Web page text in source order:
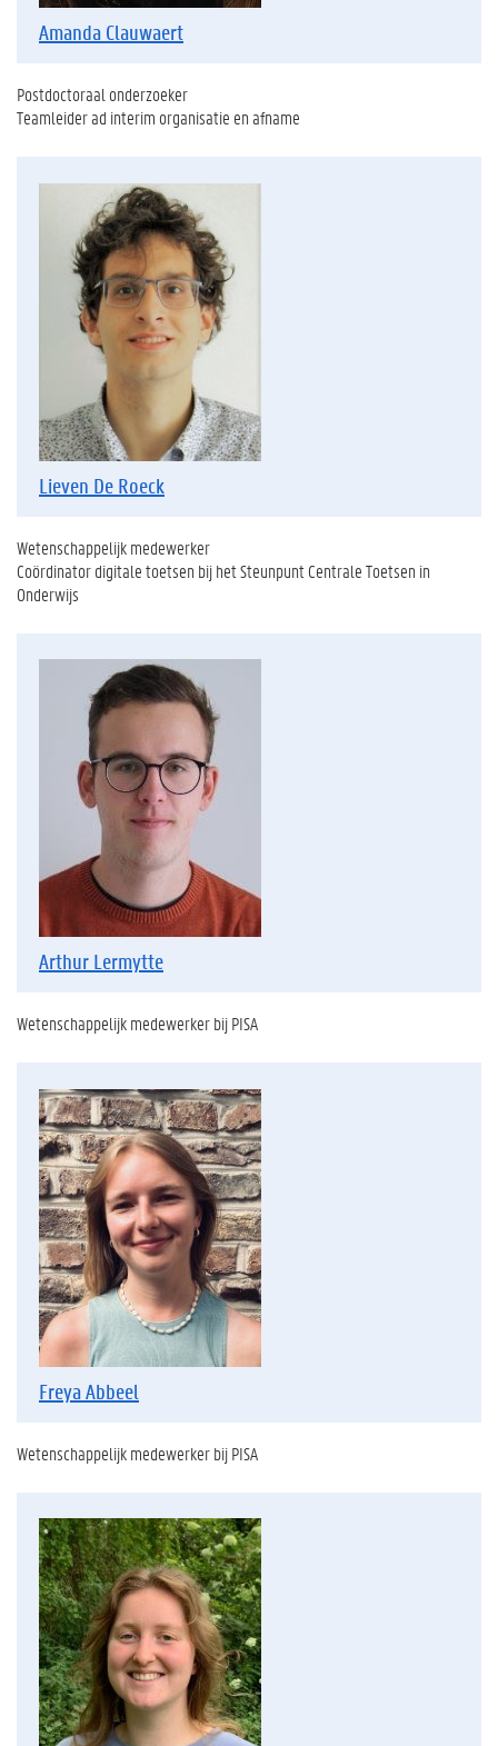
Amanda Clauwaert
Postdoctoraal onderzoeker
Teamleider ad interim organisatie en afname
Lieven De Roeck
Wetenschappelijk medewerker
Coördinator digitale toetsen bij het Steunpunt Centrale Toetsen in
Onderwijs
Arthur Lermytte
Wetenschappelijk medewerker bij PISA
Freya Abbeel
Wetenschappelijk medewerker bij PISA